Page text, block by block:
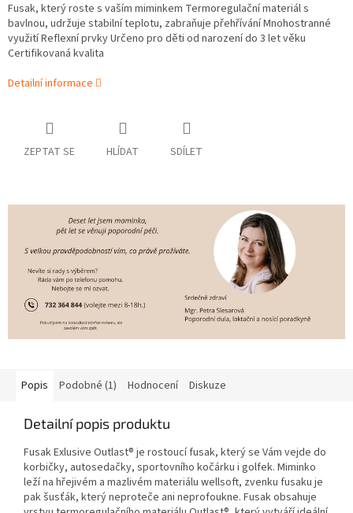
Fusak, který roste s vaším miminkem Termoregulační materiál s
bavlnou, udržuje stabilní teplotu, zabraňuje přehřívání Mnohostranné
využití Reflexní prvky Určeno pro děti od narození do 3 let věku
Certifikovaná kvalita
Detailní informace
ZEPTAT SE HLÍDAT SDÍLET
Popis Podobné (1) Hodnocení Diskuze
Detailní popis produktu
Fusak Exlusive Outlast® je rostoucí fusak, který se Vám vejde do
korbičky, autosedačky, sportovního kočárku i golfek. Miminko
leží na hřejivém a mazlivém materiálu wellsoft, zvenku fusaku je
pak šusťák, který neproteče ani neprofoukne. Fusak obsahuje